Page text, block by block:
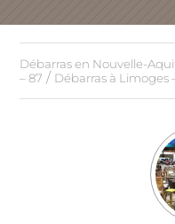
Débarras en Nouvelle-
– 87 / Débarras à Limoges